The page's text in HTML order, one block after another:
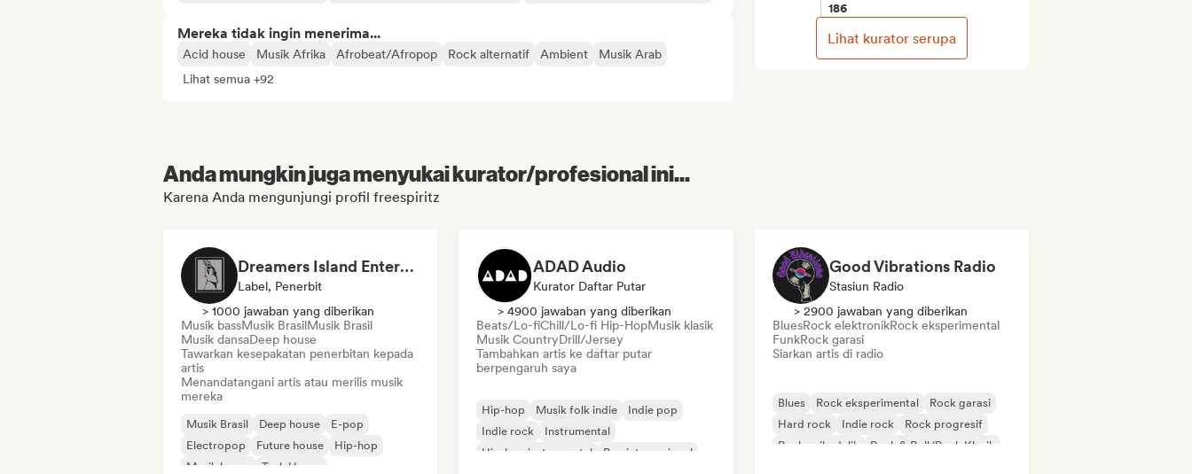
Mereka tidak ingin menerima...
Acid house Musik Afrika Afrobeat/Afropop Rock alternatif Ambient
Musik Arab
Lihat semua +92
186
Lihat kurator serupa
Anda mungkin juga menyukai kurator/profesional ini...
Karena Anda mengunjungi profil freespiritz
Dreamers Island Entertainment
Label, Penerbit
> 1000 jawaban yang diberikan
Musik bassMusik BrasilMusik Brasil
Musik dansaDeep house
Tawarkan kesepakatan penerbitan kepada
artis
Menandatangani artis atau merilis musik
mereka
Musik Brasil Deep house
E-pop
Electropop
Future house
Hip-hop
Musik house
Tech House
ADAD Audio
Kurator Daftar Putar
> 4900 jawaban yang diberikan
Beats/Lo-fiChill/Lo-fi Hip-HopMusik klasik
Musik CountryDrill/Jersey
Tambahkan artis ke daftar putar
berpengaruh saya
Hip-hop Musik folk indie
Indie pop
Indie rock
Instrumental
Hip-hop instrumental
Rap internasional
Good Vibrations Radio
Stasiun Radio
> 2900 jawaban yang diberikan
BluesRock elektronikRock eksperimental
FunkRock garasi
Siarkan artis di radio
Blues Rock eksperimental
Rock garasi
Hard rock
Indie rock
Rock progresif
Rock psikedelik
Rock & Roll/Rock Klasik